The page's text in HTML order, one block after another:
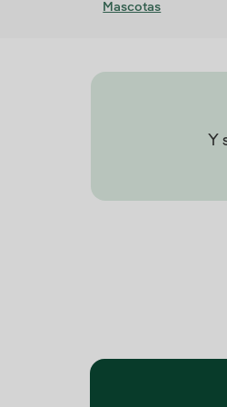
Mascotas
Y